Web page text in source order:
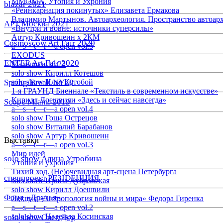
blazar 2021
АРТ Москва 2021
Cosmoscow Art Fair 2020
ENTER Art Fair 2020
Spring/Break NY20
Scope Miami 2019
Выставки
solo show Алина Утробина
спецпроект РЕЗIDЕНЦИЯ
Фонд «Друзья»
solo show Олег Доу
«Реинкарнация покинутых» Елизавета Ермакова
Владимир Мартынов. Автоархеология. Пространство
«Внутри и вовне: источники суперсилы»
Артур Кривошеин х 2КМ
a—s—t—r—a open vol.5
EXODUS
Малышки 18:22
solo show Кирилл Котешов
solo show Илья Кутобой
1-я ГРАУНД Биеннале «Текстиль в современном искусстве»
Кирилл Доешвили «Здесь и сейчас навсегда»
a—s—t—r—a open vol.4
solo show Гоша Острецов
solo show Виталий Барабанов
solo show Артур Кривошеин
a—s—t—r—a open vol.3
Мир идей
Утопия и ухрония
Тихий ход. (Не)очевидная арт-сцена Петербурга
solo show Ирина Дубровская
solo show Кирилл Доешвили
Лекция «Антропология войны и мира» Федора Гиренка
a—s—t—r—a open vol.2
solo show Надежда Косинская